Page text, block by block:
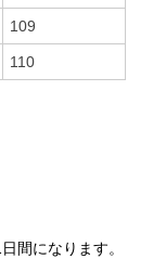
109
110
間になります。